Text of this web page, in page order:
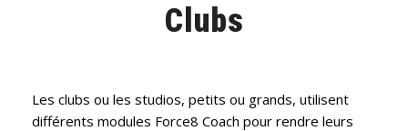
Clubs
Les clubs ou les studios, petits ou grands, utilisent
différents modules Force8 Coach pour rendre leurs